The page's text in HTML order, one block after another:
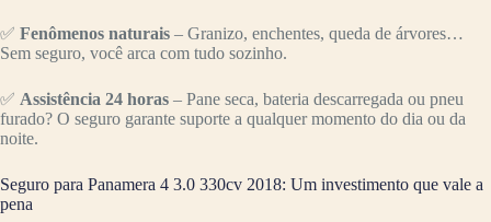
✅ Fenômenos naturais – Granizo, enchentes, queda de árvores…
Sem seguro, você arca com tudo sozinho.
✅ Assistência 24 horas – Pane seca, bateria descarregada ou pneu
furado? O seguro garante suporte a qualquer momento do dia ou da
noite.
Seguro para Panamera 4 3.0 330cv 2018: Um investimento que vale a
pena